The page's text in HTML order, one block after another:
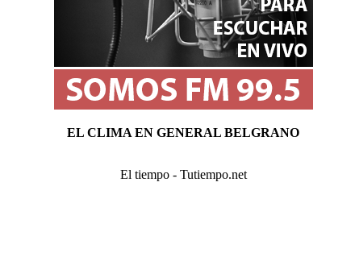
EL CLIMA EN GENERAL BELGRANO
El tiempo - Tutiempo.net